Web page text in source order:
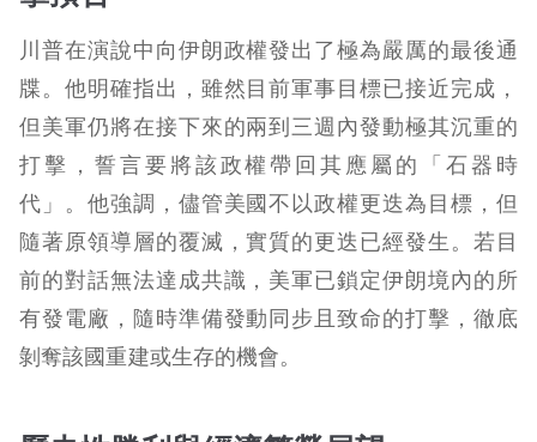
川普在演說中向伊朗政權發出了極為嚴厲的最後通
牒。他明確指出，雖然目前軍事目標已接近完成，
但美軍仍將在接下來的兩到三週內發動極其沉重的
打擊，誓言要將該政權帶回其應屬的「石器時
代」。他強調，儘管美國不以政權更迭為目標，但
隨著原領導層的覆滅，實質的更迭已經發生。若目
前的對話無法達成共識，美軍已鎖定伊朗境內的所
有發電廠，隨時準備發動同步且致命的打擊，徹底
剝奪該國重建或生存的機會。